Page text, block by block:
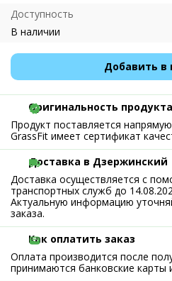
Доступность
В наличии
Добавить в
Оригинальность
Продукт поставляется
GrassFit имеет сертификат
Доставка в Дзержинский
Доставка осуществляется с
транспортных служб до
Актуальную информацию
заказа.
Как оплатить заказ
Оплата производится после
принимаются банковские карты